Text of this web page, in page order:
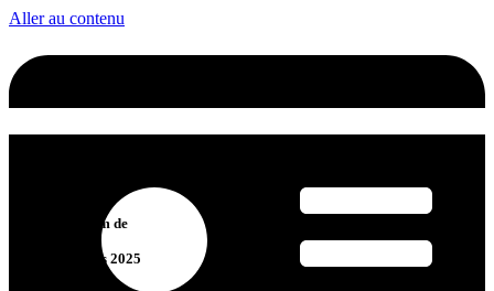
Aller au contenu
Festival du Film de
des Laurentides 2025